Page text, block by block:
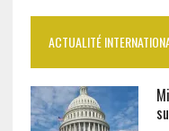
ACTUALITÉ